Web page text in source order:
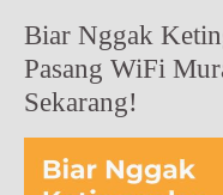
Biar Nggak
Pasang WiFi
Sekarang!